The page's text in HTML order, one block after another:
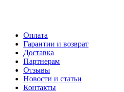
Оплата
Гарантии и возврат
Доставка
Партнерам
Отзывы
Новости и статьи
Контакты